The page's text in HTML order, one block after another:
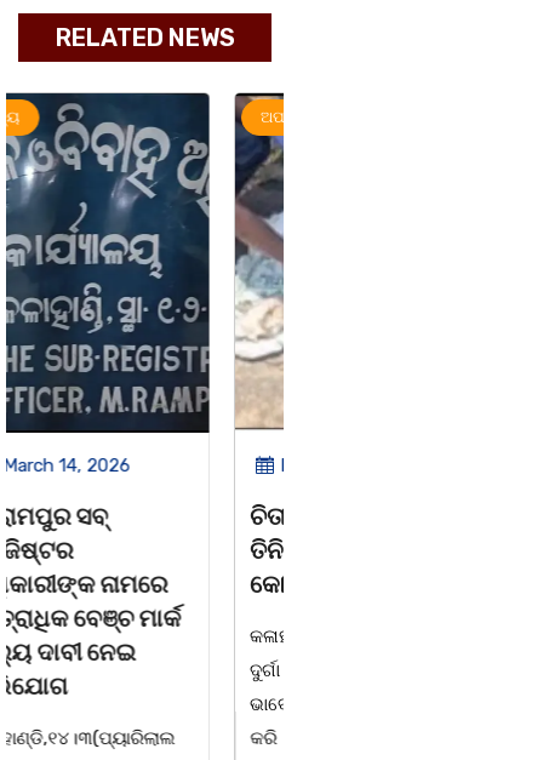
RELATED NEWS
ଅପରାଧ
March 14, 2026
ଚିତାବାଘ ର ନଖ ଜବତ
ତିନି ଯୁବକ ଗିରଫ ଓ
କୋର୍ଟ ଚାଲାଣ
କଳାହାଣ୍ଡି,୧୪|୩(ପ୍ୟାରିଲାଲ
ଦୁର୍ଗା ଙ୍କ ରିପୋର୍ଟ):ବେଆଇନ
ଭାବେ ବନ୍ୟଜନ୍ତୁ ଙ୍କ ର ଶିକାର
କରି ବ୍ୟବସାୟ ଚାଲୁଥିବା